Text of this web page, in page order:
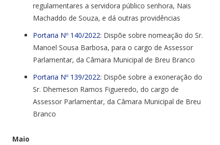
regulamentares a servidora público senhora, Nais
Machaddo de Souza, e dá outras providências
Portaria Nº 140/2022: Dispõe sobre nomeação do Sr.
Manoel Sousa Barbosa, para o cargo de Assessor
Parlamentar, da Câmara Municipal de Breu Branco
Portaria Nº 139/2022: Dispõe sobre a exoneração do
Sr. Dhemeson Ramos Figueredo, do cargo de
Assessor Parlamentar, da Câmara Municipal de Breu
Branco
Maio